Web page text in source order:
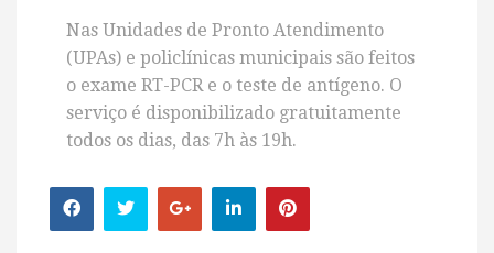
Nas Unidades de Pronto Atendimento
(UPAs) e policlínicas municipais são feitos
o exame RT-PCR e o teste de antígeno. O
serviço é disponibilizado gratuitamente
todos os dias, das 7h às 19h.